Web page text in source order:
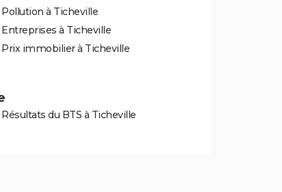
Pollution à Ticheville
Entreprises à Ticheville
Prix immobilier à Ticheville
Résultats du BTS à Ticheville